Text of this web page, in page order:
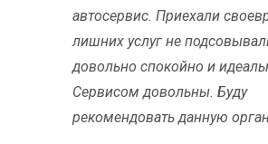
автосервис. Приехали
лишних услуг не
довольно спокойно и
Сервисом довольны. Буду
рекомендовать данную